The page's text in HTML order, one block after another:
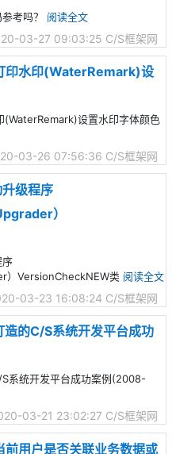
考吗？ 阅读全文
03-27 09:03:25 C/S框架网
印水印(WaterRemark)设
设置水印字体颜色
03-26 07:56:36 C/S框架网
级程序
）
序
）VersionCheckNEW类 阅读全文
03-23 16:08:24 C/S框架网
的C/S系统开发平台成功
系统开发平台成功案例(2008-
03-21 23:02:27 C/S框架网
用户是否关联业务数据或